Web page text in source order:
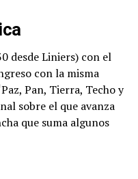
desde Liniers) con el
con la misma
Pan, Tierra, Techo y
sobre el que avanza
que suma algunos